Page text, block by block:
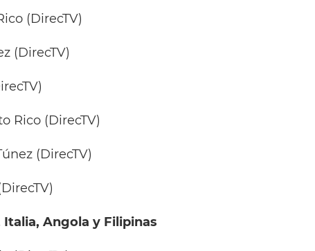
(DirecTV)
(DirecTV)
Rico (DirecTV)
(DirecTV)
Italia, Angola y Filipinas